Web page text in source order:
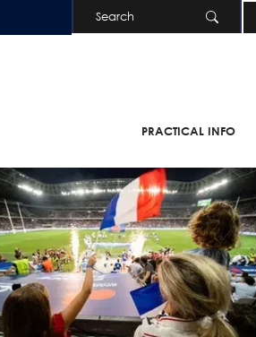
Skip to main content
PRACTICAL INFO